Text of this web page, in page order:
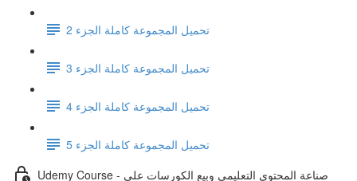
تحميل المجموعة كاملة الجزء 2
تحميل المجموعة كاملة الجزء 3
تحميل المجموعة كاملة الجزء 4
تحميل المجموعة كاملة الجزء 5
Udemy Course - صناعة المحتوى التعليمي وبيع الكورسات على